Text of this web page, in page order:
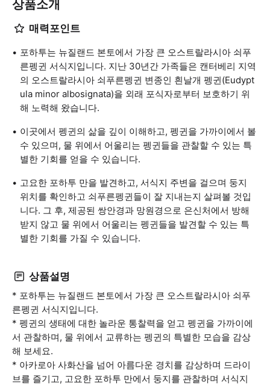
상품소개
매력포인트
포하투는 뉴질랜드 본토에서 가장 큰 오스트랄라시아 쇠푸
른펭귄 서식지입니다. 지난 30년간 가족들은 캔터베리 지역
의 오스트랄라시아 쇠푸른펭귄 변종인 흰날개 펭귄(Eudypt
ula minor albosignata)을 외래 포식자로부터 보호하기 위
해 노력해 왔습니다.
이곳에서 펭귄의 삶을 깊이 이해하고, 펭귄을 가까이에서 볼
수 있으며, 물 위에서 어울리는 펭귄들을 관찰할 수 있는 특
별한 기회를 얻을 수 있습니다.
고요한 포하투 만을 발견하고, 서식지 주변을 걸으며 둥지
위치를 확인하고 쇠푸른펭귄들이 잘 지내는지 살펴볼 것입
니다. 그 후, 제공된 쌍안경과 망원경으로 은신처에서 방해
받지 않고 물 위에서 어울리는 펭귄들을 발견할 수 있는 특
별한 기회를 가질 수 있습니다.
상품설명
* 포하투는 뉴질랜드 본토에서 가장 큰 오스트랄라시아 쇠푸
른펭귄 서식지입니다.
* 펭귄의 생태에 대한 놀라운 통찰력을 얻고 펭귄을 가까이에
서 관찰하며, 물 위에서 교류하는 펭귄의 특별한 모습을 감상
해 보세요.
* 아카로아 사화산을 넘어 아름다운 경치를 감상하며 드라이
브를 즐기고, 고요한 포하투 만에서 둥지를 관찰하며 서식지